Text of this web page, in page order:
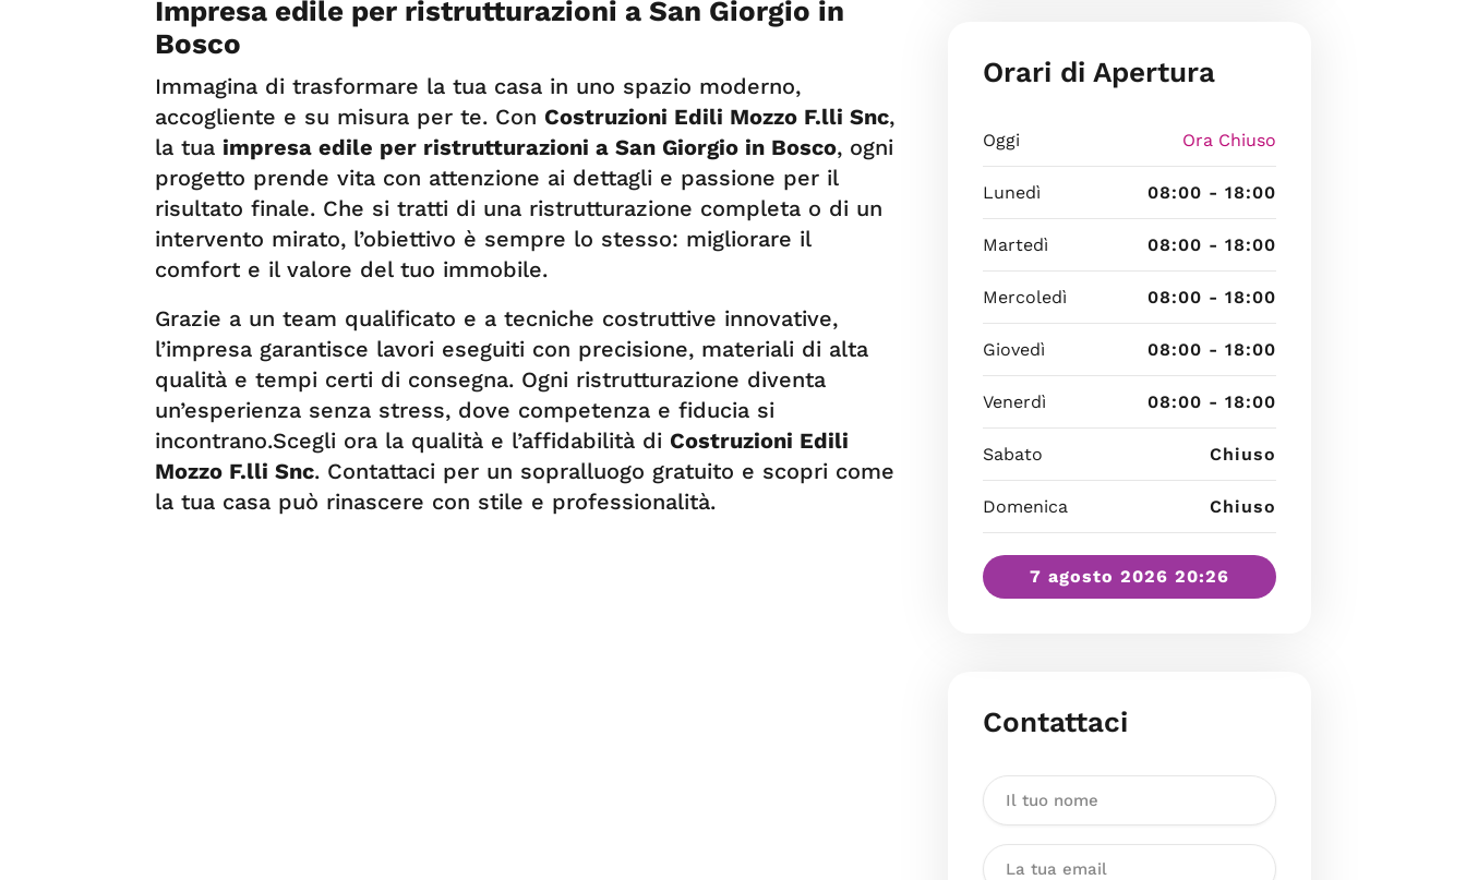
Impresa edile per ristrutturazioni a San Giorgio in
Bosco
Immagina di trasformare la tua casa in uno spazio moderno,
accogliente e su misura per te. Con Costruzioni Edili Mozzo F.lli Snc,
la tua impresa edile per ristrutturazioni a San Giorgio in Bosco, ogni
progetto prende vita con attenzione ai dettagli e passione per il
risultato finale. Che si tratti di una ristrutturazione completa o di un
intervento mirato, l’obiettivo è sempre lo stesso: migliorare il
comfort e il valore del tuo immobile.
Grazie a un team qualificato e a tecniche costruttive innovative,
l’impresa garantisce lavori eseguiti con precisione, materiali di alta
qualità e tempi certi di consegna. Ogni ristrutturazione diventa
un’esperienza senza stress, dove competenza e fiducia si
incontrano.Scegli ora la qualità e l’affidabilità di Costruzioni Edili
Mozzo F.lli Snc. Contattaci per un sopralluogo gratuito e scopri come
la tua casa può rinascere con stile e professionalità.
Orari di Apertura
Oggi Ora Chiuso
Lunedì 08:00 - 18:00
Martedì 08:00 - 18:00
Mercoledì 08:00 - 18:00
Giovedì 08:00 - 18:00
Venerdì 08:00 - 18:00
Sabato Chiuso
Domenica Chiuso
7 agosto 2026 20:26
Contattaci